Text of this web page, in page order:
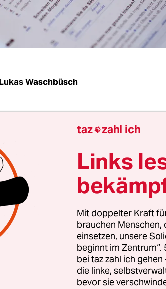
Lukas Waschbüsch
würde gerne arbeiten, aber sie
bringt sie Menschen, die nach
sind, Deutsch bei. Sie ist
als Fremdsprache. Doch ihre
Friedrichshain-Kreuzberg
bieten die Berliner
Schließung seit Anfang
– in Friedrichshain-Kreuzberg
Richter verdient deshalb kein
lernen kein Deutsch.
heißt eigentlich anders. Aus
taz zahl ich
Links
Mit doppelter Kraft
brauchen
einsetzen, unsere
beginnt im Zentrum“.
bei taz zahl ich
die linke,
bevor sie